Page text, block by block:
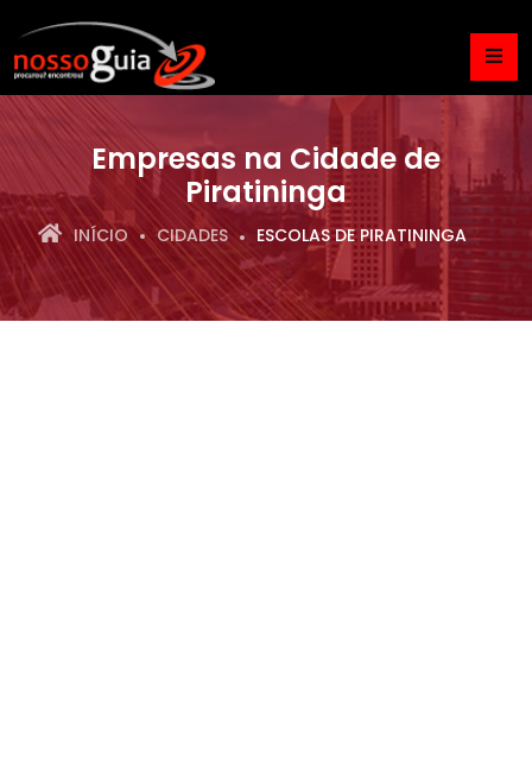
Empresas na Cidade de
Piratininga
INÍCIO CIDADES ESCOLAS DE PIRATININGA